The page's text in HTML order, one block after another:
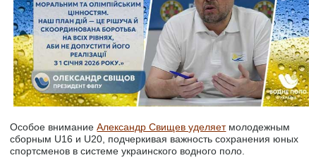
Особое вниманиеАлександр Свищев уделяетмолодежным
сборным U16 и U20, подчеркивая важность сохранения юных
спортсменов в системе украинского водного поло.